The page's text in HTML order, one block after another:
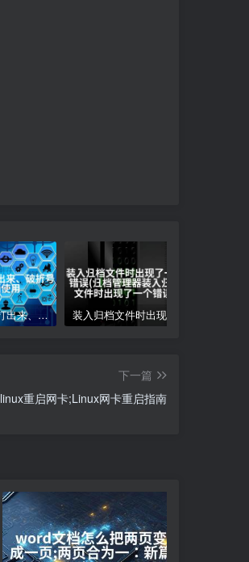
破折号怎么打出来、破折号的正确使用
下一篇
linux重启网卡;Linux网卡重启指南